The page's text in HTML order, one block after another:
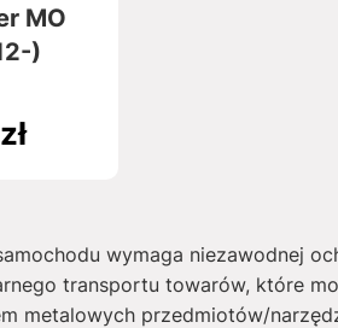
MO
)
zł
wymaga niezawodnej
transportu towarów, które
metalowych przedmiotów/